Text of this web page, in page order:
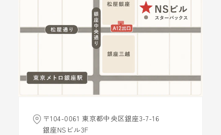
〒104-0061 東京都中央区銀座3-7-16
銀座NSビル3F